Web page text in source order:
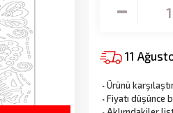
11
·Ürünü
·Fiyatı düşünce